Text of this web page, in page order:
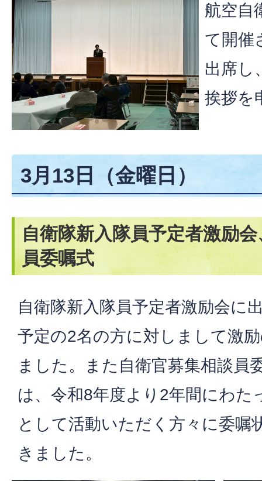
航空自
て開催
出席し
挨拶を
3月13日（金曜日）
自衛隊新入隊員予定者激励
員委嘱式
自衛隊新入隊員予定者激励会に
予定の2名の方に対しまして激
ました。また自衛官募集相談員
は、令和8年度より2年間にわた
として活動いただく方々に委嘱
きました。